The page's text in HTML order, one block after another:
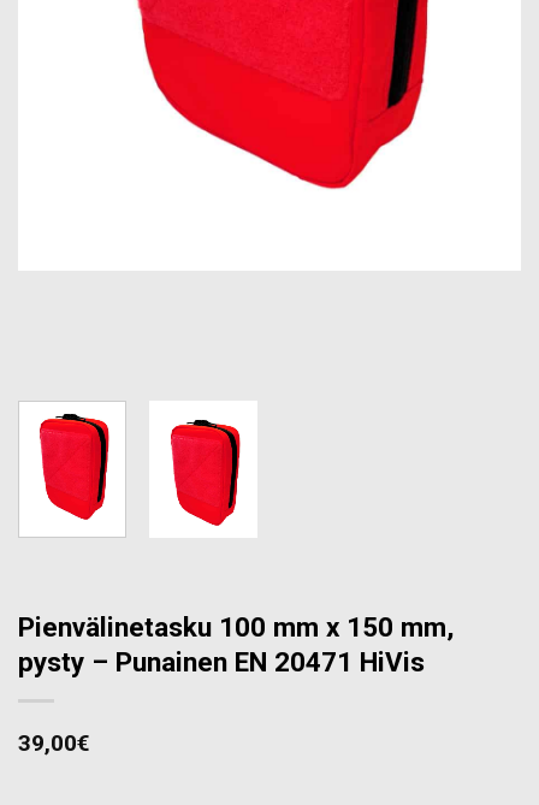
Pienvälinetasku 100 mm x 150 mm,
pysty – Punainen EN 20471 HiVis
39,00€